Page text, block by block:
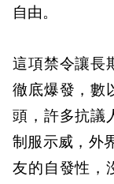
自由。
這項禁令讓長
徹底爆發，數
頭，許多抗議
制服示威，外
友的自發性，